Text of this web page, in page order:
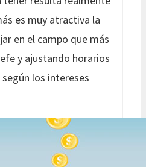
es muy atractiva la
en el campo que más
y ajustando horarios
los intereses